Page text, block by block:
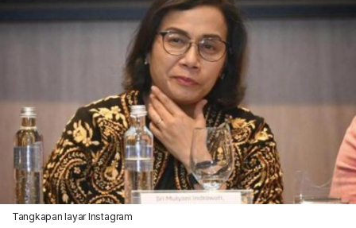
Tangkapan layar Instagram